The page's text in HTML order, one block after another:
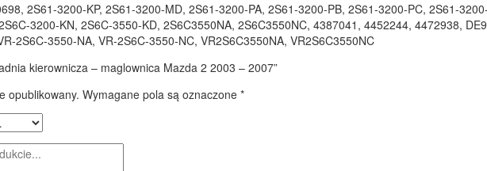
2S61-3200-KP, 2S61-3200-MD, 2S61-3200-PA, 2S61-3200-PB, 2S61-3200-PC, 2S61-
3200-KN, 2S6C-3550-KD, 2S6C3550NA, 2S6C3550NC, 4387041, 4452244, 4472938,
2S6C-3550-NA, VR-2S6C-3550-NC, VR2S6C3550NA, VR2S6C3550NC
kierownicza – maglownica Mazda 2 2003 – 2007”
opublikowany. Wymagane pola są oznaczone *